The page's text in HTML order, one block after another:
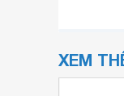
XEM